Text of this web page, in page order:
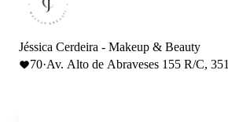
Jéssica Cerdeira - Makeup & Beauty
70·Av. Alto de Abraveses 155 R/C,